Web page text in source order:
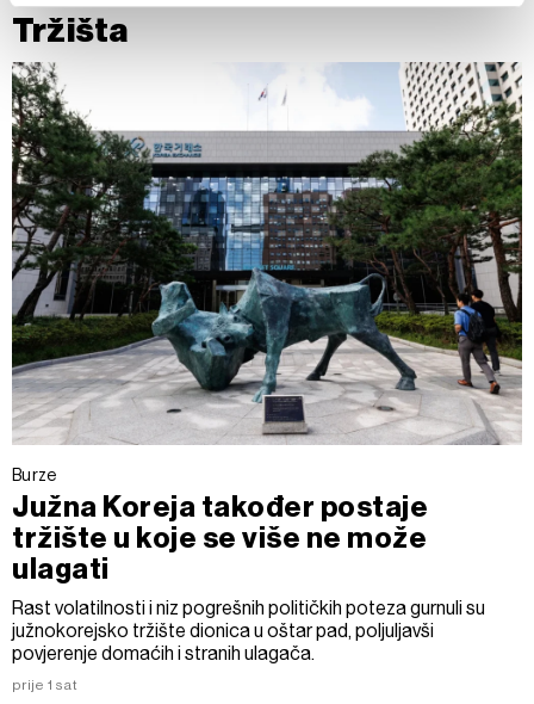
d.o.o. i
Više o podacima koje obrađujemo kao i o
vašim pravima pročitajte u našoj
Politici privatnosti, a o
kolačićima i drugim sličnim tehnologijama u
Politici kolačića.
Kolačiće u bilo kojem trenutku možete ponovno ažurirati klikom
na „Prikaži detalje“. Privolu možete u bilo kojem trenutku
povući bez negativnih posljedica.
Tržišta
Burze
Južna Koreja također postaje
tržište u koje se više ne može
ulagati
Rast volatilnosti i niz pogrešnih političkih poteza gurnuli su
južnokorejsko tržište dionica u oštar pad, poljuljavši
povjerenje domaćih i stranih ulagača.
prije 1 sat